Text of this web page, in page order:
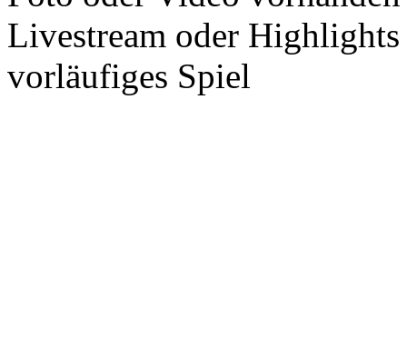
Livestream oder
vorläufiges Spiel